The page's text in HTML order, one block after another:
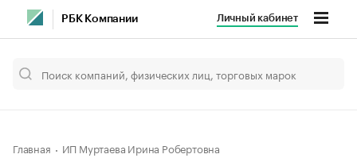
РБК Компании Личный кабинет
Главная ИП Муртаева Ирина Робертовна